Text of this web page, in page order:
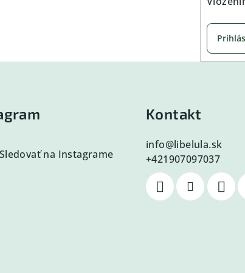
Sledovať na Instagrame
Kontakt
info@libelula.sk
+421907097037